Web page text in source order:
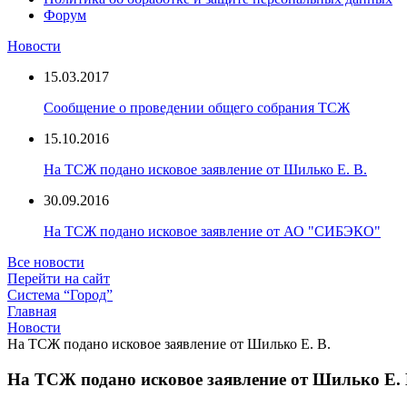
Форум
Новости
15.03.2017
Сообщение о проведении общего собрания ТСЖ
15.10.2016
На ТСЖ подано исковое заявление от Шилько Е. В.
30.09.2016
На ТСЖ подано исковое заявление от АО "СИБЭКО"
Все новости
Перейти на сайт
Система “Город”
Главная
Новости
На ТСЖ подано исковое заявление от Шилько Е. В.
На ТСЖ подано исковое заявление от Шилько Е.